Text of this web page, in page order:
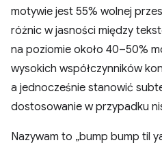
motywie jest 55% wolnej
różnic w jasności między
na poziomie około 40–50%
wysokich współczynników
a jednocześnie stanowić
dostosowanie w przypadku
Nazywam to „bump bump til